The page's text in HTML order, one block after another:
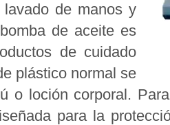
de manos y
de aceite es
de cuidado
plástico normal se
o loción corporal.
para la